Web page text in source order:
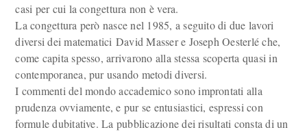
casi per cui la congettura non è vera.
La congettura però nasce nel 1985, a seguito di due lavori
diversi dei matematici David Masser e Joseph Oesterlé che,
come capita spesso, arrivarono alla stessa scoperta quasi in
contemporanea, pur usando metodi diversi.
I commenti del mondo accademico sono improntati alla
prudenza ovviamente, e pur se entusiastici, espressi con
formule dubitative. La pubblicazione dei risultati consta di un